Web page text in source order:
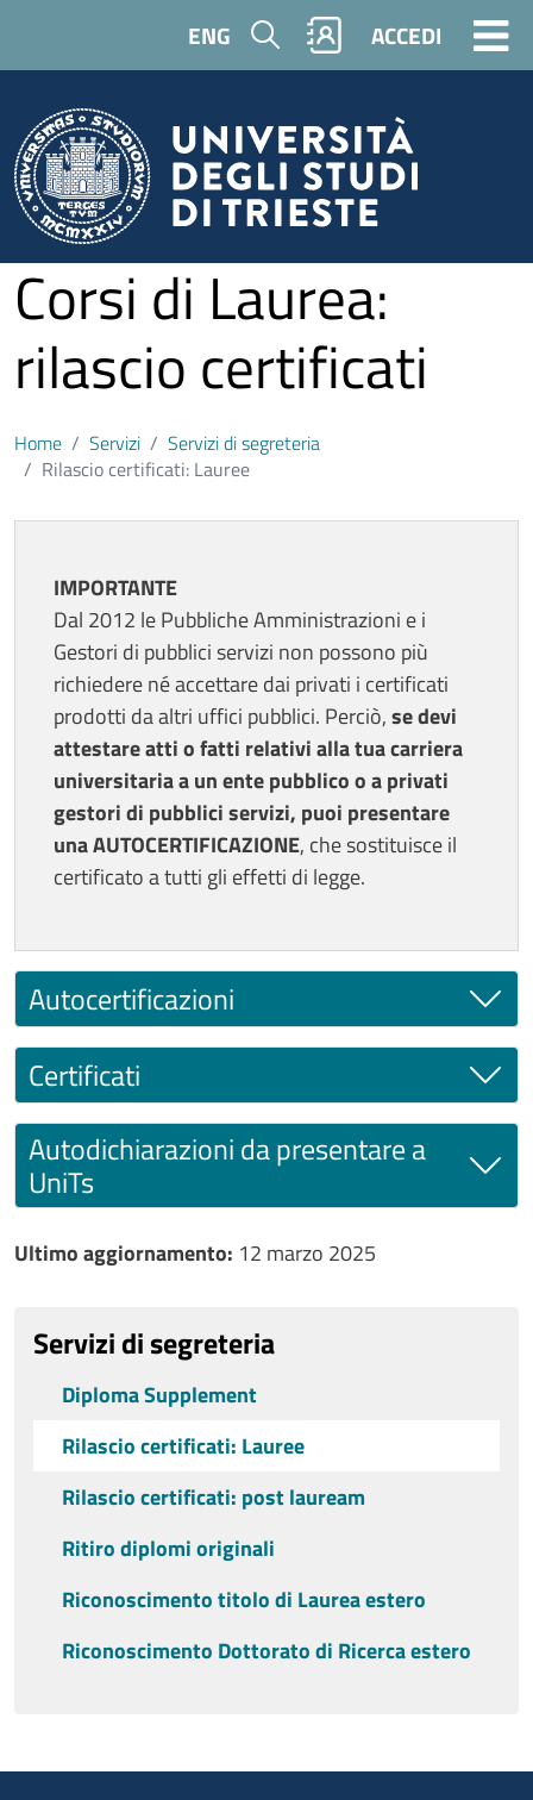
ENG Cerca ACCEDI
Corsi di Laurea:
rilascio certificati
Home Servizi
Servizi di segreteria
Rilascio certificati: Lauree
IMPORTANTE
Dal 2012 le Pubbliche Amministrazioni e i
Gestori di pubblici servizi non possono più
richiedere né accettare dai privati i certificati
prodotti da altri uffici pubblici. Perciò,se devi
attestare atti o fatti relativi alla tua carriera
universitaria a un ente pubblico o a privati
gestori di pubblici servizi, puoi presentare
una AUTOCERTIFICAZIONE, che sostituisce il
certificato a tutti gli effetti di legge.
Autocertificazioni
Certificati
Autodichiarazioni da presentare a
UniTs
Ultimo aggiornamento
Ultimo aggiornamento: 12 marzo 2025
Servizi di segreteria
Diploma Supplement
Rilascio certificati: Lauree
Rilascio certificati: post lauream
Ritiro diplomi originali
Riconoscimento titolo di Laurea estero
Riconoscimento Dottorato di Ricerca estero